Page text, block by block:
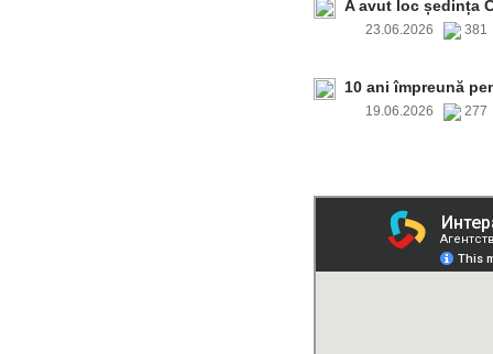
A avut loc ședința
23.06.2026 381
10 ani împreună
19.06.2026 277